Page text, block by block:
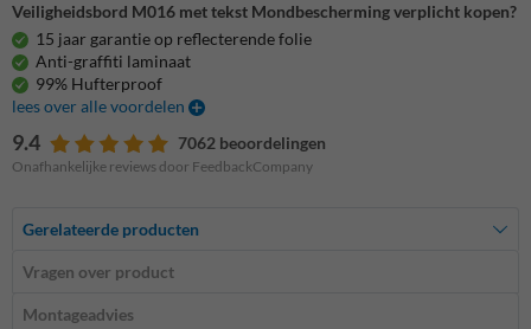
Veiligheidsbord M016 met tekst Mondbescherming verplicht kopen?
15 jaar garantie op reflecterende folie
Anti-graffiti laminaat
99% Hufterproof
lees over alle voordelen
9.4 7062 beoordelingen
Onafhankelijke reviews door FeedbackCompany
Gerelateerde producten
Vragen over product
Montageadvies